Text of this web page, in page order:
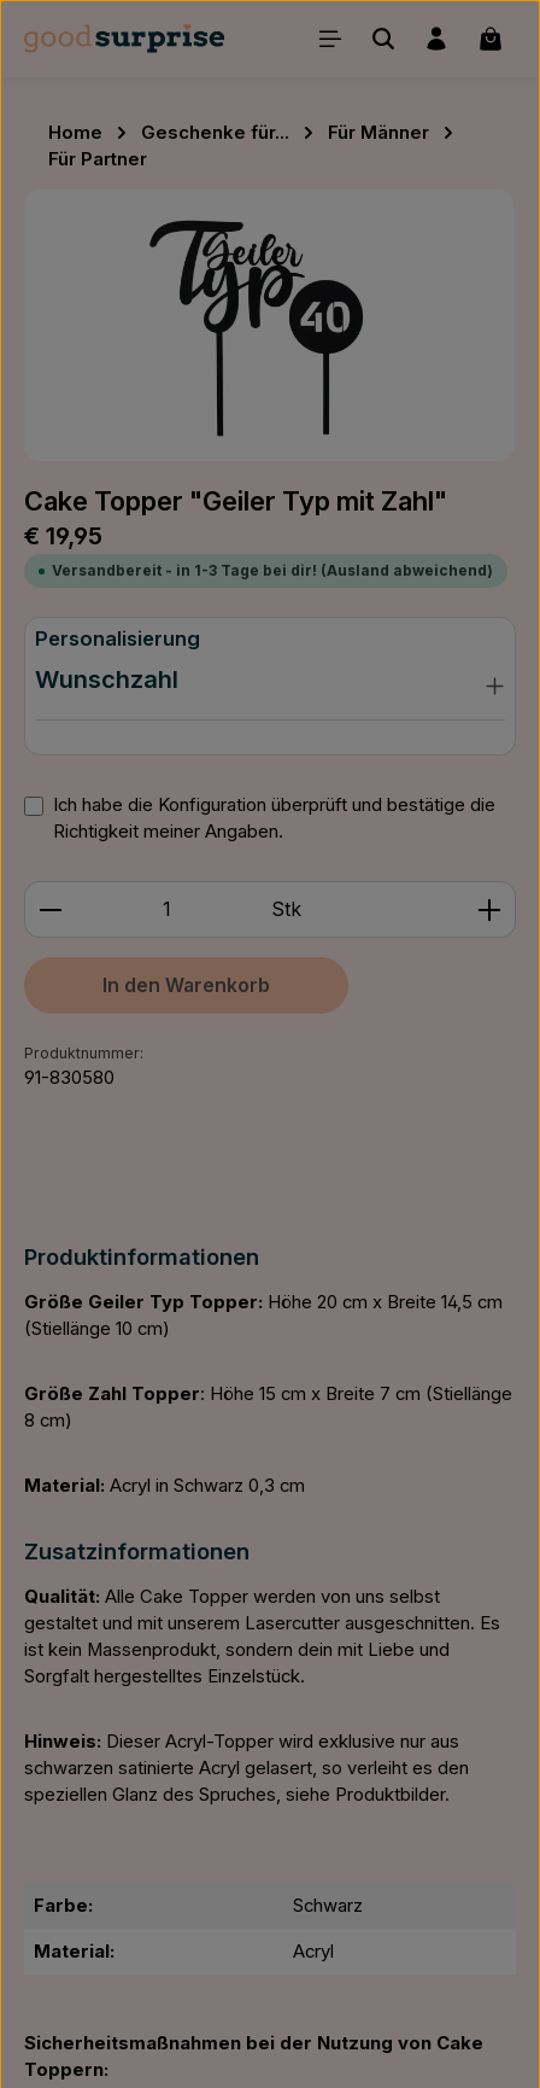
Zum Hauptinhalt springen
Home Geschenke für...
Für Männer
Für Partner
Cake Topper "Geiler Typ mit Zahl"
Regulärer Preis:
€ 19,95
Versandbereit - in 1-3 Tage bei dir! (Ausland abweichend)
Personalisierung
Wunschzahl
Ich habe die Konfiguration überprüft und bestätige die
Richtigkeit meiner Angaben.
Produkt Anzahl: Gib den gewünschten Wert ein
Stk
In den Warenkorb
Produktnummer:
91-830580
Produktinformationen
Größe Geiler Typ Topper: Höhe 20 cm x Breite 14,5 cm
(Stiellänge 10 cm)
Größe Zahl Topper: Höhe 15 cm x Breite 7 cm (Stiellänge
8 cm)
Material: Acryl in Schwarz 0,3 cm
Zusatzinformationen
Qualität: Alle Cake Topper werden von uns selbst
gestaltet und mit unserem Lasercutter ausgeschnitten. Es
ist kein Massenprodukt, sondern dein mit Liebe und
Sorgfalt hergestelltes Einzelstück.
Hinweis: Dieser Acryl-Topper wird exklusive nur aus
schwarzen satinierte Acryl gelasert, so verleiht es den
speziellen Glanz des Spruches, siehe Produktbilder.
Farbe: Schwarz
Material: Acryl
Sicherheitsmaßnahmen bei der Nutzung von Cake
Toppern: